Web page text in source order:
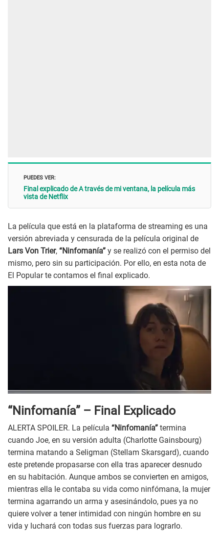
PUEDES VER:
Final explicado de A través de mi ventana, la película más
vista de Netflix
La película que está en la plataforma de streaming es una
versión abreviada y censurada de la película original de
Lars Von Trier, “Ninfomanía” y se realizó con el permiso del
mismo, pero sin su participación. Por ello, en esta nota de
El Popular te contamos el final explicado.
“Ninfomanía” – Final Explicado
ALERTA SPOILER. La película “Ninfomanía” termina
cuando Joe, en su versión adulta (Charlotte Gainsbourg)
termina matando a Seligman (Stellam Skarsgard), cuando
este pretende propasarse con ella tras aparecer desnudo
en su habitación. Aunque ambos se convierten en amigos,
mientras ella le contaba su vida como ninfómana, la mujer
termina agarrando un arma y asesinándolo, pues ya no
quiere volver a tener intimidad con ningún hombre en su
vida y luchará con todas sus fuerzas para lograrlo.